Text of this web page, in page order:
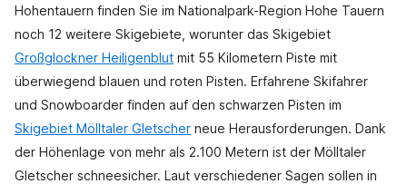
Hohentauern finden Sie im Nationalpark-Region Hohe Tauern
noch 12 weitere Skigebiete, worunter das Skigebiet
Großglockner Heiligenblut mit 55 Kilometern Piste mit
überwiegend blauen und roten Pisten. Erfahrene Skifahrer
und Snowboarder finden auf den schwarzen Pisten im
Skigebiet Mölltaler Gletscher neue Herausforderungen. Dank
der Höhenlage von mehr als 2.100 Metern ist der Mölltaler
Gletscher schneesicher. Laut verschiedener Sagen sollen in